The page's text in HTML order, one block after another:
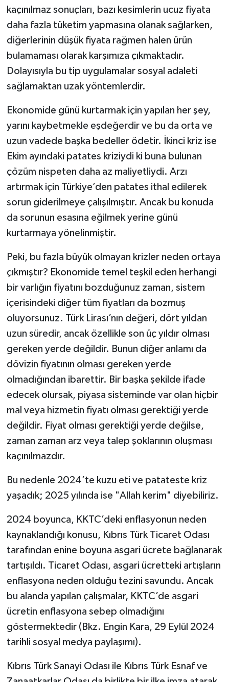
kaçınılmaz sonuçları, bazı kesimlerin ucuz fiyata
daha fazla tüketim yapmasına olanak sağlarken,
diğerlerinin düşük fiyata rağmen halen ürün
bulamaması olarak karşımıza çıkmaktadır.
Dolayısıyla bu tip uygulamalar sosyal adaleti
sağlamaktan uzak yöntemlerdir.
Ekonomide günü kurtarmak için yapılan her şey,
yarını kaybetmekle eşdeğerdir ve bu da orta ve
uzun vadede başka bedeller ödetir. İkinci kriz ise
Ekim ayındaki patates kriziydi ki buna bulunan
çözüm nispeten daha az maliyetliydi. Arzı
artırmak için Türkiye’den patates ithal edilerek
sorun giderilmeye çalışılmıştır. Ancak bu konuda
da sorunun esasına eğilmek yerine günü
kurtarmaya yönelinmiştir.
Peki, bu fazla büyük olmayan krizler neden ortaya
çıkmıştır? Ekonomide temel teşkil eden herhangi
bir varlığın fiyatını bozduğunuz zaman, sistem
içerisindeki diğer tüm fiyatları da bozmuş
oluyorsunuz. Türk Lirası’nın değeri, dört yıldan
uzun süredir, ancak özellikle son üç yıldır olması
gereken yerde değildir. Bunun diğer anlamı da
dövizin fiyatının olması gereken yerde
olmadığından ibarettir. Bir başka şekilde ifade
edecek olursak, piyasa sisteminde var olan hiçbir
mal veya hizmetin fiyatı olması gerektiği yerde
değildir. Fiyat olması gerektiği yerde değilse,
zaman zaman arz veya talep şoklarının oluşması
kaçınılmazdır.
Bu nedenle 2024’te kuzu eti ve patateste kriz
yaşadık; 2025 yılında ise "Allah kerim" diyebiliriz.
2024 boyunca, KKTC’deki enflasyonun neden
kaynaklandığı konusu, Kıbrıs Türk Ticaret Odası
tarafından enine boyuna asgari ücrete bağlanarak
tartışıldı. Ticaret Odası, asgari ücretteki artışların
enflasyona neden olduğu tezini savundu. Ancak
bu alanda yapılan çalışmalar, KKTC’de asgari
ücretin enflasyona sebep olmadığını
göstermektedir (Bkz. Engin Kara, 29 Eylül 2024
tarihli sosyal medya paylaşımı).
Kıbrıs Türk Sanayi Odası ile Kıbrıs Türk Esnaf ve